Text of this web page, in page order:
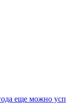
еще можно